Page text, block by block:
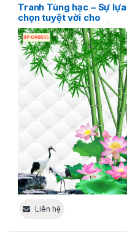
Tranh Tùng hạc – Sự lựa
chọn tuyệt vời cho
không gian phòng tắm
Liên hệ